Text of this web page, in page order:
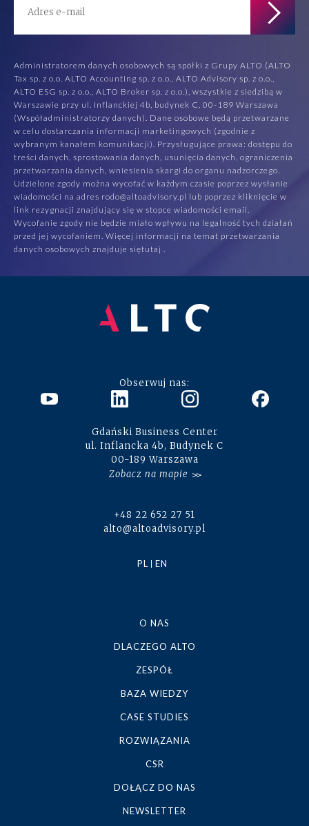
Administratorem danych osobowych są spółki z Grupy ALTO (ALTO
Tax sp. z o.o. ALTO Accounting sp. z o.o., ALTO Advisory sp. z o.o.,
ALTO ESG sp. z o.o., ALTO Broker sp. z o.o.), wszystkie z siedzibą w
Warszawie przy ul. Inflanckiej 4b, budynek C, 00-189 Warszawa
(Współadministratorzy danych). Dane osobowe będą przetwarzane
w celu dostarczania informacji marketingowych (zgodnie z
wybranym kanałem komunikacji). Przysługujące prawa: dostępu do
treści danych, sprostowania danych, usunięcia danych, ograniczenia
przetwarzania danych, wniesienia skargi do organu nadzorczego.
Udzielone zgody można wycofać w każdym czasie poprzez wysłanie
wiadomości na adres rodo@altoadvisory.pl lub poprzez kliknięcie w
link rezygnacji znajdujący się w stopce wiadomości email.
Wycofanie zgody nie będzie miało wpływu na legalność tych działań
przed jej wycofaniem. Więcej informacji na temat przetwarzania
danych osobowych znajduje siętutaj
Obserwuj nas:
Gdański Business Center
ul. Inflancka 4b, Budynek C
00-189 Warszawa
Zobacz na mapie
+48 22 652 27 51
alto@altoadvisory.pl
PL EN
O NAS
DLACZEGO ALTO
ZESPÓŁ
BAZA WIEDZY
CASE STUDIES
ROZWIĄZANIA
CSR
DOŁĄCZ DO NAS
NEWSLETTER